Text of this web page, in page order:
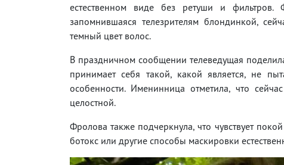
естественном виде без ретуши и фильтров.
запомнившаяся телезрителям блондинкой,
темный цвет волос.
В праздничном сообщении телеведущая
принимает себя такой, какой является, не
особенности. Именинница отметила, что
целостной.
Фролова также подчеркнула, что чувствует
ботокс или другие способы маскировки